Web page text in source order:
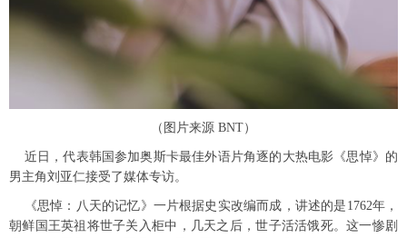
（图片来源 BNT）
近日，代表韩国参加奥斯卡最佳外语片角逐的大热电影《思悼》的
男主角刘亚仁接受了媒体专访。
《思悼：八天的记忆》一片根据史实改编而成，讲述的是1762年，
朝鲜国王英祖将世子关入柜中，几天之后，世子活活饿死。这一惨剧